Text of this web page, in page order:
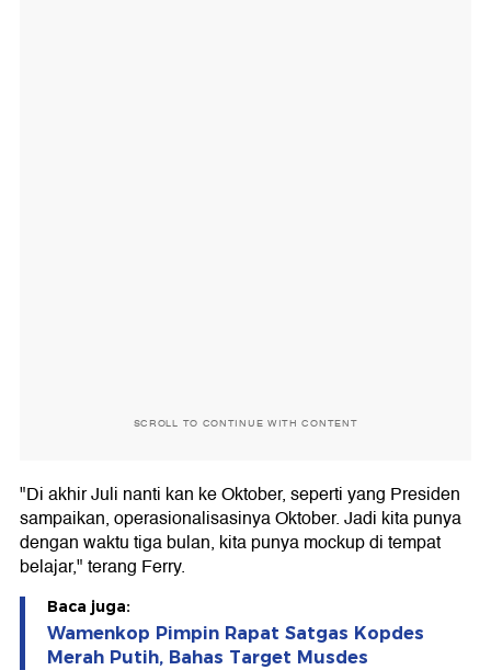
SCROLL TO CONTINUE WITH CONTENT
"Di akhir Juli nanti kan ke Oktober, seperti yang Presiden
sampaikan, operasionalisasinya Oktober. Jadi kita punya
dengan waktu tiga bulan, kita punya mockup di tempat
belajar," terang Ferry.
Baca juga:
Wamenkop Pimpin Rapat Satgas Kopdes
Merah Putih, Bahas Target Musdes